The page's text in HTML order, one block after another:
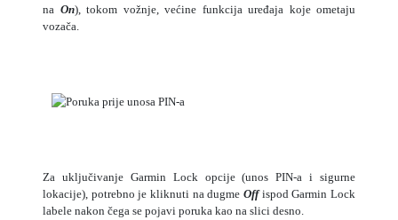
na On), tokom vožnje, većine funkcija uređaja koje ometaju
vozača.
Za uključivanje Garmin Lock opcije (unos PIN-a i sigurne
lokacije), potrebno je kliknuti na dugme Offispod Garmin Lock
labele nakon čega se pojavi poruka kao na slici desno.